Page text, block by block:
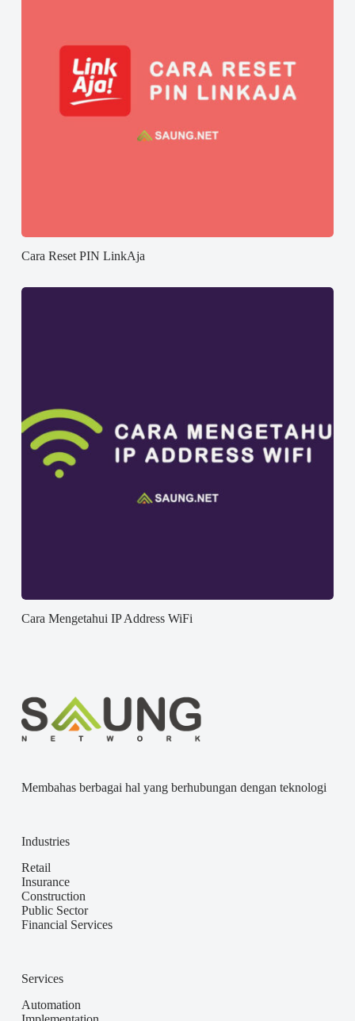
Cara Reset PIN LinkAja
Cara Mengetahui IP Address WiFi
Membahas berbagai hal yang berhubungan dengan teknologi
Industries
Retail
Insurance
Construction
Public Sector
Financial Services
Services
Automation